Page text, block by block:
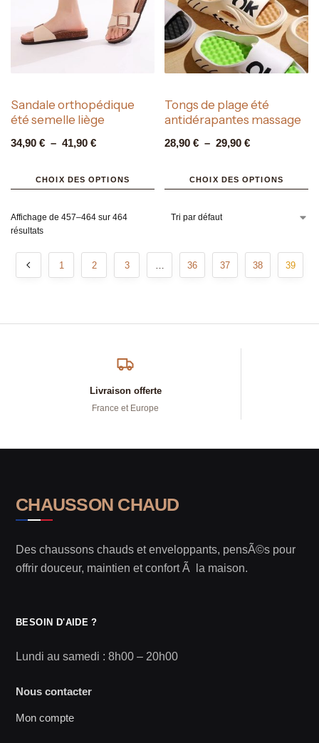
Sandale orthopédique
été semelle liège
34,90 € – 41,90 €
CHOIX DES OPTIONS
Tongs de plage été
antidérapantes massage
28,90 € – 29,90 €
CHOIX DES OPTIONS
Affichage de 457–464 sur 464
résultats
1 2 3 … 36 37 38 39
Livraison offerte
France et Europe
CHAUSSON CHAUD
Des chaussons chauds et enveloppants, pensÃ©s pour
offrir douceur, maintien et confort Ã la maison.
BESOIN D'AIDE ?
Lundi au samedi : 8h00 – 20h00
Nous contacter
Mon compte